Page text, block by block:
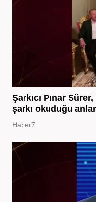
Şarkıcı Pınar
şarkı okuduğu
Haber7